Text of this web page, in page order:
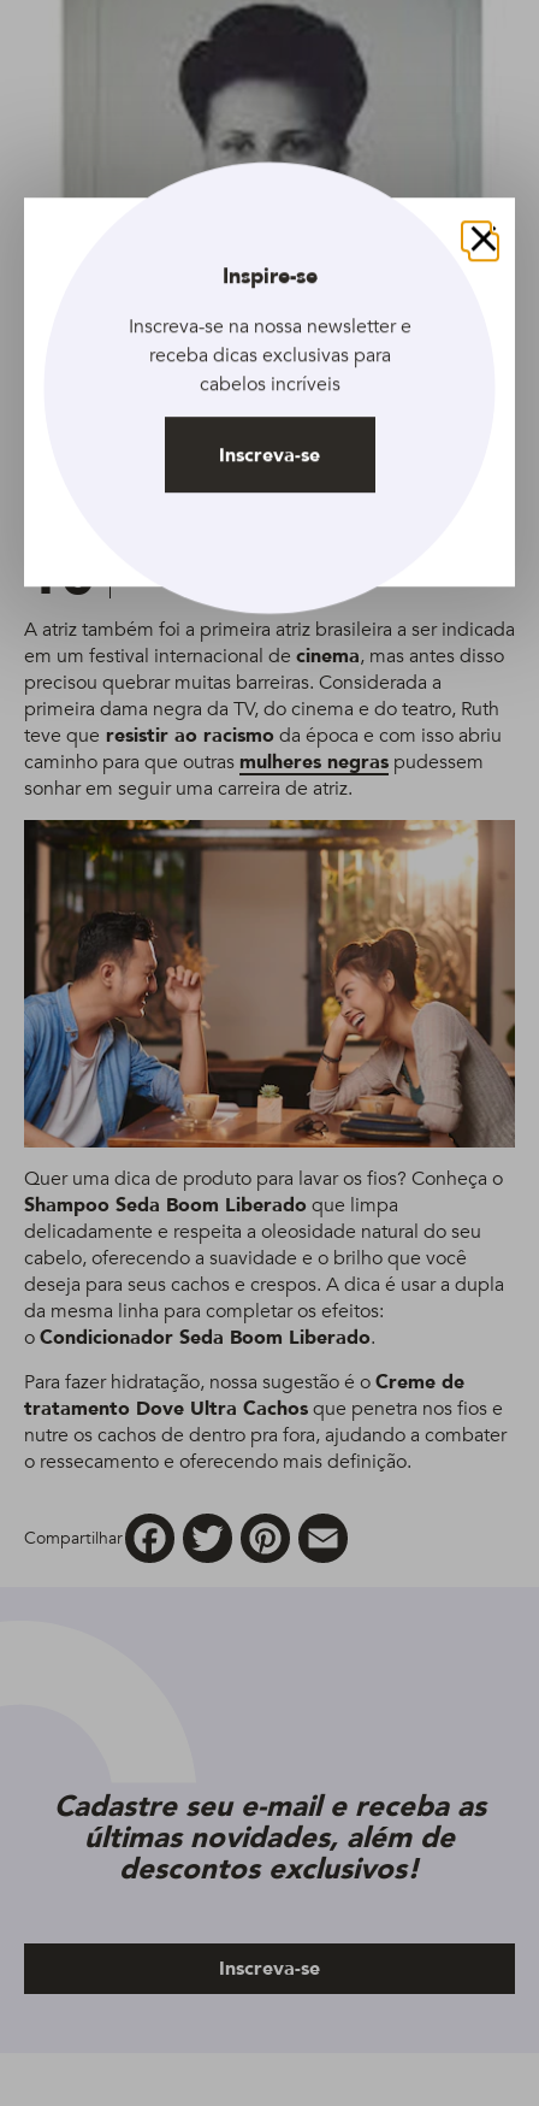
10
A atriz também foi a primeira atriz brasileira a ser indicada
em um festival internacional de cinema, mas antes disso
precisou quebrar muitas barreiras. Considerada a
primeira dama negra da TV, do cinema e do teatro, Ruth
teve que resistir ao racismo da época e com isso abriu
caminho para que outrasmulheres negras pudessem
sonhar em seguir uma carreira de atriz.
Quer uma dica de produto para lavar os fios? Conheça o
Shampoo Seda Boom Liberado que limpa
delicadamente e respeita a oleosidade natural do seu
cabelo, oferecendo a suavidade e o brilho que você
deseja para seus cachos e crespos. A dica é usar a dupla
da mesma linha para completar os efeitos:
oCondicionador Seda Boom Liberado.
Para fazer hidratação, nossa sugestão é oCreme de
tratamento Dove Ultra Cachosque penetra nos fios e
nutre os cachos de dentro pra fora, ajudando a combater
o ressecamento e oferecendo mais definição.
Compartilhar
FacebookTwitter Pinterest
Cadastre seu e-mail e receba as
últimas novidades, além de
descontos exclusivos!
Inscreva-se
Fechar
Inspire-se
Inscreva-se na nossa newsletter e
receba dicas exclusivas para
cabelos incríveis
Inscreva-se